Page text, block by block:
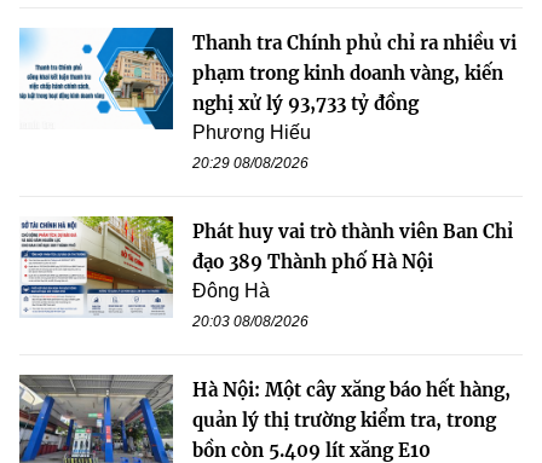
Thanh tra Chính phủ chỉ ra nhiều vi
phạm trong kinh doanh vàng, kiến
nghị xử lý 93,733 tỷ đồng
Phương Hiếu
20:29 08/08/2026
Phát huy vai trò thành viên Ban Chỉ
đạo 389 Thành phố Hà Nội
Đông Hà
20:03 08/08/2026
Hà Nội: Một cây xăng báo hết hàng,
quản lý thị trường kiểm tra, trong
bồn còn 5.409 lít xăng E10